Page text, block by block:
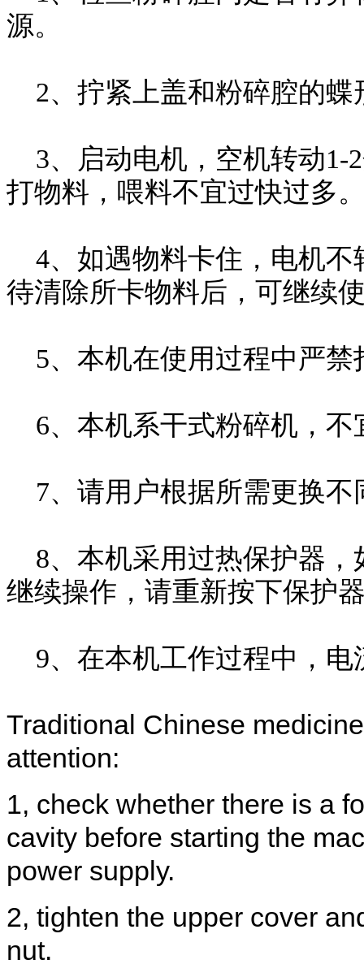
源。
2、拧紧上盖和粉碎腔的蝶
3、启动电机，空机转动1-
打物料，喂料不宜过快过多
4、如遇物料卡住，电机不
待清除所卡物料后，可继续
5、本机在使用过程中严禁
6、本机系干式粉碎机，不
7、请用户根据所需更换不
8、本机采用过热保护器，
继续操作，请重新按下保护
9、在本机工作过程中，电
Traditional Chinese
attention:
1, check whether there is a
cavity before starting the
power supply.
2, tighten the upper cover
nut.